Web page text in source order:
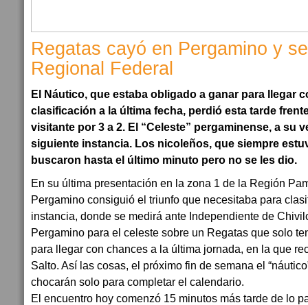
Regatas cayó en Pergamino y
Regional Federal
El Náutico, que estaba obligado a ganar para llegar
clasificación a la última fecha, perdió esta tarde
visitante por 3 a 2. El “Celeste” pergaminense, a su
siguiente instancia. Los nicoleños, que siempre
buscaron hasta el último minuto pero no se les dio.
En su última presentación en la zona 1 de la Región
Pergamino consiguió el triunfo que necesitaba para
instancia, donde se medirá ante Independiente de
Pergamino para el celeste sobre un Regatas que solo
para llegar con chances a la última jornada, en la que
Salto. Así las cosas, el próximo fin de semana el
chocarán solo para completar el calendario.
El encuentro hoy comenzó 15 minutos más tarde de lo